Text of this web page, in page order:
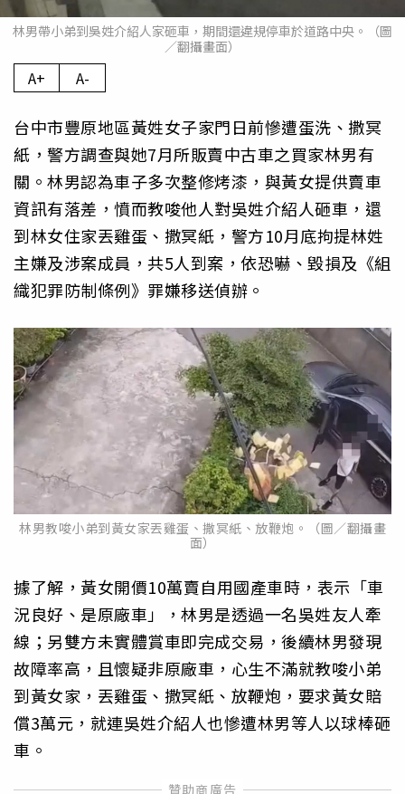
林男帶小弟到吳姓介紹人家砸車，期間還違規停車於道路中央。（圖
／翻攝畫面）
A+ A-
台中市豐原地區黃姓女子家門日前慘遭蛋洗、撒冥
紙，警方調查與她7月所販賣中古車之買家林男有
關。林男認為車子多次整修烤漆，與黃女提供賣車
資訊有落差，憤而教唆他人對吳姓介紹人砸車，還
到林女住家丟雞蛋、撒冥紙，警方10月底拘提林姓
主嫌及涉案成員，共5人到案，依恐嚇、毀損及《組
織犯罪防制條例》罪嫌移送偵辦。
林男教唆小弟到黃女家丟雞蛋、撒冥紙、放鞭炮。（圖／翻攝畫
面）
據了解，黃女開價10萬賣自用國產車時，表示「車
況良好、是原廠車」，林男是透過一名吳姓友人牽
線；另雙方未實體賞車即完成交易，後續林男發現
故障率高，且懷疑非原廠車，心生不滿就教唆小弟
到黃女家，丟雞蛋、撒冥紙、放鞭炮，要求黃女賠
償3萬元，就連吳姓介紹人也慘遭林男等人以球棒砸
車。